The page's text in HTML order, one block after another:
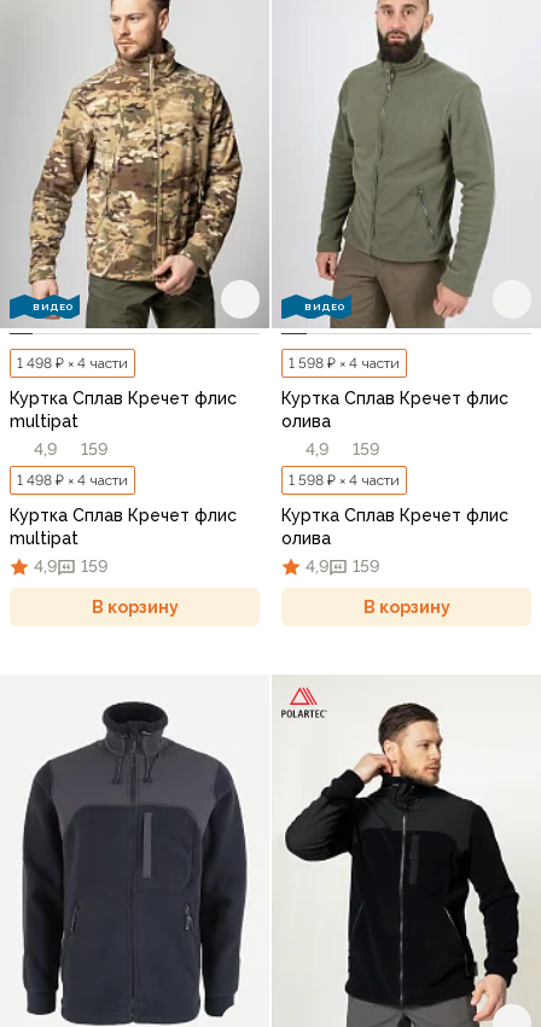
ВИДЕО
1 498 ₽ × 4 части
Куртка Сплав Кречет флис
multipat
4,9
159
1 498 ₽ × 4 части
Куртка Сплав Кречет флис
multipat
4,9
159
В корзину
ВИДЕО
1 598 ₽ × 4 части
Куртка Сплав Кречет флис
олива
4,9
159
1 598 ₽ × 4 части
Куртка Сплав Кречет флис
олива
4,9
159
В корзину